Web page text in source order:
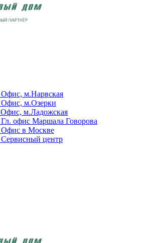
Офис, м.Нарвская
Офис, м.Озерки
Офис, м.Ладожская
Гл. офис Маршала Говорова
Офис в Москве
Сервисный центр